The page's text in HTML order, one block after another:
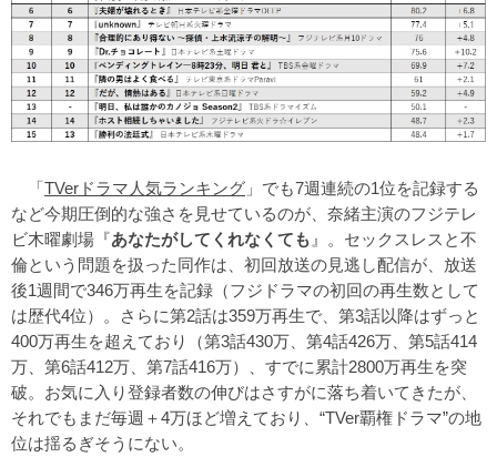
「TVerドラマ人気ランキング 」でも7週連続の1位を記録する
など今期圧倒的な強さを見せているのが、奈緒主演のフジテレ
ビ木曜劇場『あなたがしてくれなくても 』。セックスレスと不
倫という問題を扱った同作は、初回放送の見逃し配信が、放送
後1週間で346万再生を記録（フジドラマの初回の再生数として
は歴代4位）。さらに第2話は359万再生で、第3話以降はずっと
400万再生を超えており（第3話430万、第4話426万、第5話414
万、第6話412万、第7話416万）、すでに累計2800万再生を突
破。お気に入り登録者数の伸びはさすがに落ち着いてきたが、
それでもまだ毎週＋4万ほど増えており、“TVer覇権ドラマ”の地
位は揺るぎそうにない。